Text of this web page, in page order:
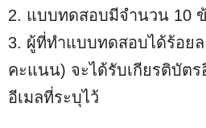
2. แบบทดสอบมีจำนวน 10
3. ผู้ที่ทำแบบทดสอบได้ร้อย
คะแนน) จะได้รับเกียรติบัตร
อีเมลที่ระบุไว้